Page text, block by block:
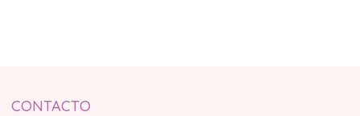
CONTACTO